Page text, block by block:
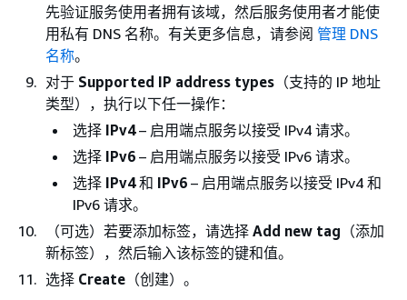
先验证服务使用者拥有该域，然后服务使用者才能使
用私有 DNS 名称。有关更多信息，请参阅 管理 DNS
名称。
对于 Supported IP address types （支持的 IP 地址
类型），执行以下任一操作：
选择 IPv4– 启用端点服务以接受 IPv4 请求。
选择 IPv6 – 启用端点服务以接受 IPv6 请求。
选择 IPv4和 IPv6 – 启用端点服务以接受 IPv4 和
IPv6 请求。
（可选）若要添加标签，请选择 Add new tag （添加
新标签），然后输入该标签的键和值。
选择 Create （创建）。